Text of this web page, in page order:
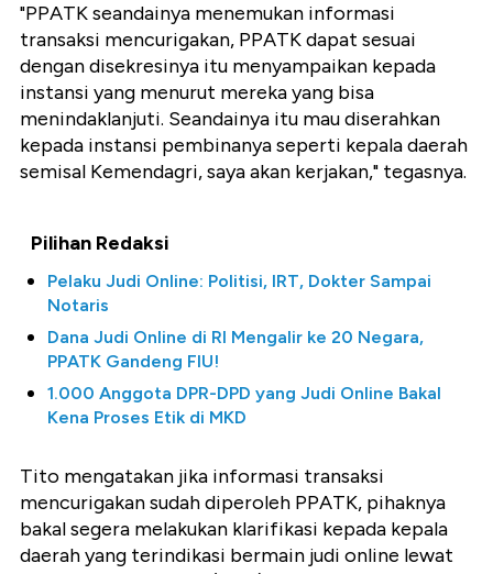
"PPATK seandainya menemukan informasi
transaksi mencurigakan, PPATK dapat sesuai
dengan disekresinya itu menyampaikan kepada
instansi yang menurut mereka yang bisa
menindaklanjuti. Seandainya itu mau diserahkan
kepada instansi pembinanya seperti kepala daerah
semisal Kemendagri, saya akan kerjakan," tegasnya.
Pilihan Redaksi
Pelaku Judi Online: Politisi, IRT, Dokter Sampai
Notaris
Dana Judi Online di RI Mengalir ke 20 Negara,
PPATK Gandeng FIU!
1.000 Anggota DPR-DPD yang Judi Online Bakal
Kena Proses Etik di MKD
Tito mengatakan jika informasi transaksi
mencurigakan sudah diperoleh PPATK, pihaknya
bakal segera melakukan klarifikasi kepada kepala
daerah yang terindikasi bermain judi online lewat